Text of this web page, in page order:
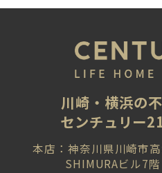
川崎・横浜の
センチュリー
本店：神奈川県川崎市
SHIMURAビル7階